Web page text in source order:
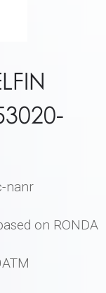
nanr
on RONDA